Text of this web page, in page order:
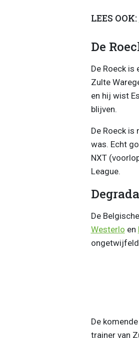
LEES OOK:
De
De Roeck
Zulte
en hij wist
blijven.
De Roeck is
was. Echt
NXT
League.
De
Westerlo en
ongetwijfeld
De
trainer van